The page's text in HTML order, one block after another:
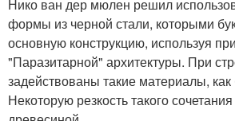
Нико ван дер мюлен решил
формы из черной стали, которыми
основную конструкцию, используя
"Паразитарной" архитектуры. При
задействованы такие материалы, как
Некоторую резкость такого